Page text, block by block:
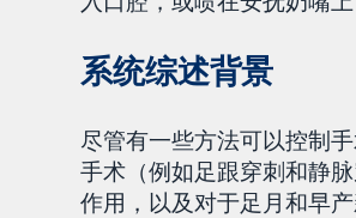
系统综述背景
尽管有一些方法可以控制
手术（例如足跟穿刺和静
作用，以及对于足月和早